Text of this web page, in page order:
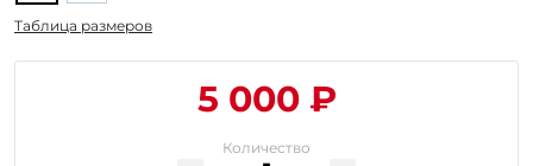
Таблица размеров
5 000 ₽
Количество